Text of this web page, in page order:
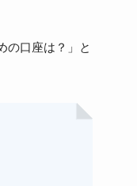
の口座は？」と